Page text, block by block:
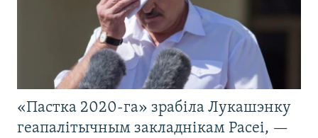
«Пастка 2020-га» зрабіла Лукашэнку
геапалітычным закладнікам Расеі, —